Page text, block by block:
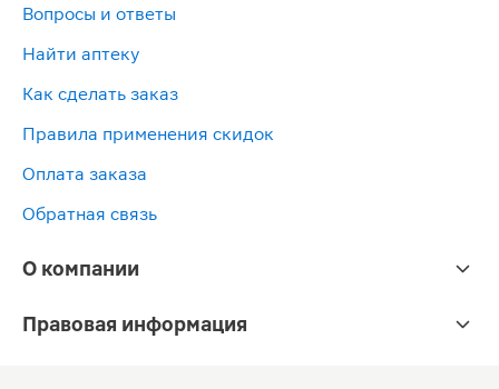
Вопросы и ответы
Найти аптеку
Как сделать заказ
Правила применения скидок
Оплата заказа
Обратная связь
О компании
Правовая информация